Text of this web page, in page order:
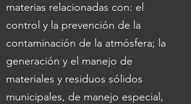
materias relacionadas con: el
control y la prevención de la
contaminación de la atmósfera; la
generación y el manejo de
materiales y residuos sólidos
municipales, de manejo especial,